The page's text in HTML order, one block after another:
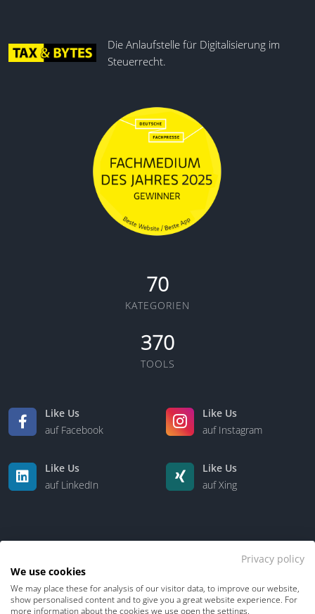
Die Anlaufstelle für Digitalisierung im
Steuerrecht.
70
KATEGORIEN
370
TOOLS
Like Us
auf Facebook
Like Us
auf Instagram
Like Us
auf LinkedIn
Like Us
auf Xing
Kontakt Über uns
Privacy policy
We use cookies
We may place these for analysis of our visitor data, to improve our website,
show personalised content and to give you a great website experience. For
more information about the cookies we use open the settings.